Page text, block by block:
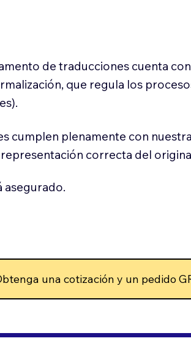
de traducciones cuenta
que regula los
cumplen plenamente con
correcta del
una cotización y un pedido